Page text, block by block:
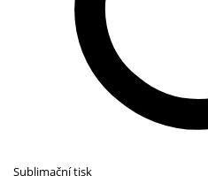
Sublimační tisk